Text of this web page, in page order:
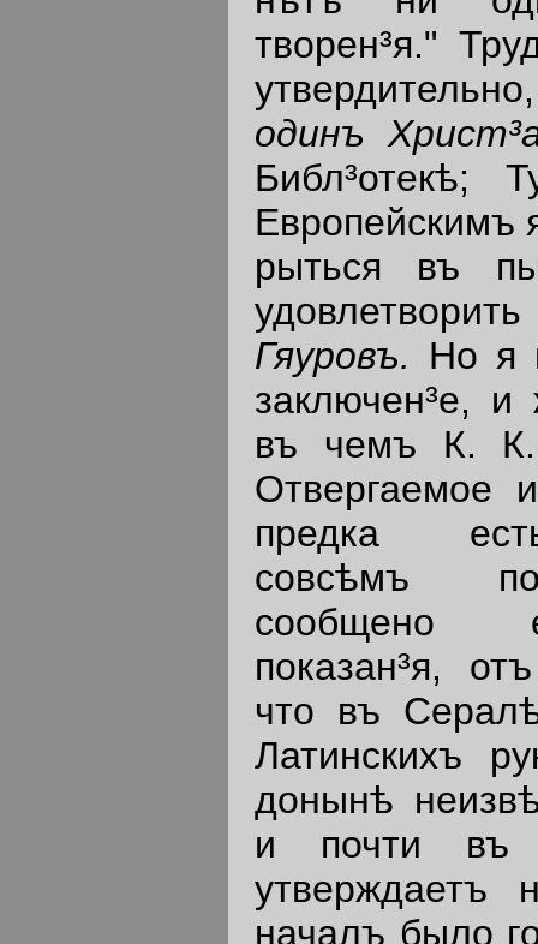
творен³я."
одинъ
Библ³отекѣ;
Европейскимъ
рыться въ
Гяуровъ. Но я
заключен³е, и
въ чемъ К.
Отвергаемое
предка
совсѣмъ
сообщено
показан³я,
что въ
Латинскихъ
донынѣ
и почти въ
утверждаетъ
началъ было